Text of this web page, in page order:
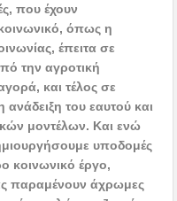
που έχουν
όπως η
έπειτα σε
την αγροτική
και τέλος σε
του εαυτού και
μοντέλων. Και ενώ
υποδομές
κοινωνικό έργο,
παραμένουν άχρωμες